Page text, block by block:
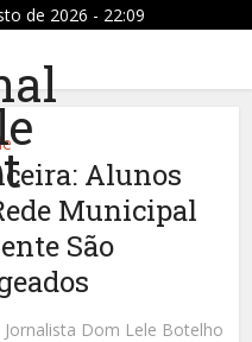
de 2026 - 22:09
Alunos
Municipal
São
Jornalista Dom Lele Botelho